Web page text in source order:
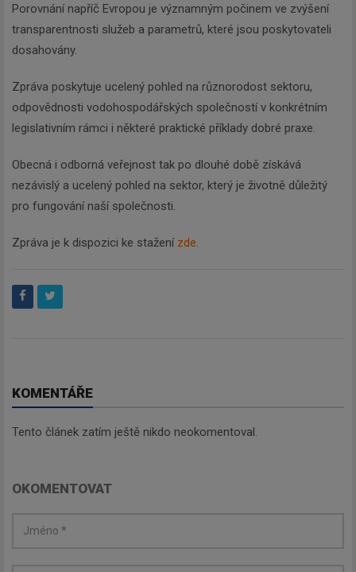
Porovnání napříč Evropou je významným počinem ve zvýšení
transparentnosti služeb a parametrů, které jsou poskytovateli
dosahovány.
Zpráva poskytuje ucelený pohled na různorodost sektoru,
odpovědnosti vodohospodářských společností v konkrétním
legislativním rámci i některé praktické příklady dobré praxe.
Obecná i odborná veřejnost tak po dlouhé době získává
nezávislý a ucelený pohled na sektor, který je životně důležitý
pro fungování naší společnosti.
Zpráva je k dispozici ke stažení zde.
KOMENTÁŘE
Tento článek zatím ještě nikdo neokomentoval.
OKOMENTOVAT